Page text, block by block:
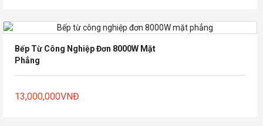
Bếp Từ Công Nghiệp Đơn 8000W Mặt
Phẳng
13,000,000VNĐ